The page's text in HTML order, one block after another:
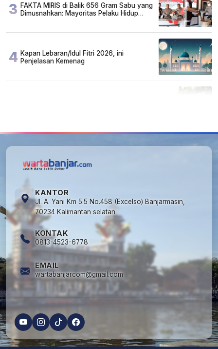
3 FAKTA MIRIS di Balik 656 Gram Sabu yang
Dimusnahkan: Mayoritas Pelaku Hidup
4 Kapan Lebaran/Idul Fitri 2026, ini
Penjelasan Kemenag
KANTOR
Jl. A. Yani Km 5.5 No.458 (Excelso) Banjarmasin,
70234 Kalimantan selatan
KONTAK
0813-4523-6778
EMAIL
wartabanjarcom@gmail.com